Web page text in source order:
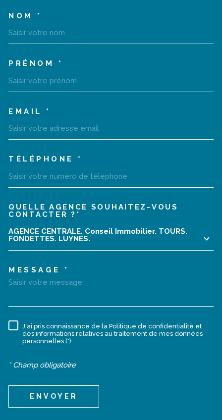
NOM *
PRÉNOM *
EMAIL *
TÉLÉPHONE *
QUELLE AGENCE SOUHAITEZ-VOUS
CONTACTER ?*
AGENCE CENTRALE. Conseil Immobilier. TOURS.
FONDETTES. LUYNES.
MESSAGE *
RÈGLEMENTATION
J'ai pris connaissance de la Politique de confidentialité et
des informations relatives au traitement de mes données
personnelles (*)
* Champ obligatoire
ENVOYER